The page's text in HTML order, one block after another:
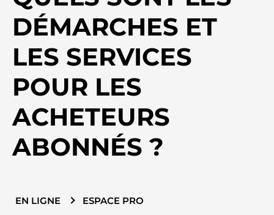
DÉMARCHES ET
LES SERVICES
POUR LES
ACHETEURS
ABONNÉS ?
EN LIGNE ESPACE PRO